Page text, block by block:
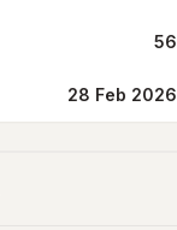
56
28 Feb 2026